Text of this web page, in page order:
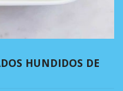
HUNDIDOS DE